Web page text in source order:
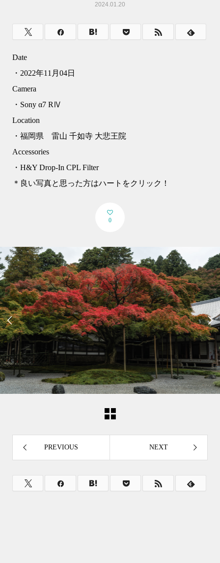
2024.01.20
Date
・2022年11月04日
Camera
・Sony α7 RⅣ
Location
・福岡県 雷山 千如寺 大悲王院
Accessories
・H&Y Drop-In CPL Filter
＊良い写真と思った方はハートをクリック！
0
 
PREVIOUS NEXT